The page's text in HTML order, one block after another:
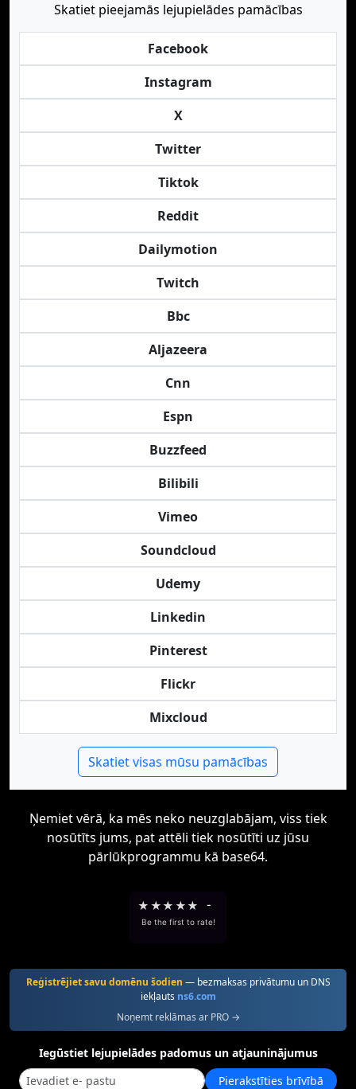
Skatiet pieejamās lejupielādes pamācības
Facebook
Instagram
X
Twitter
Tiktok
Reddit
Dailymotion
Twitch
Bbc
Aljazeera
Cnn
Espn
Buzzfeed
Bilibili
Vimeo
Soundcloud
Udemy
Linkedin
Pinterest
Flickr
Mixcloud
Skatiet visas mūsu pamācības
Ņemiet vērā, ka mēs neko neuzglabājam, viss tiek
nosūtīts jums, pat attēli tiek nosūtīti uz jūsu
pārlūkprogrammu kā base64.
★ ★★ ★★ -
Be the first to rate!
Reģistrējiet savu domēnu šodien — bezmaksas privātumu un DNS
iekļauts ns6.com
Noņemt reklāmas ar PRO →
Iegūstiet lejupielādes padomus un atjauninājumus
Pierakstīties brīvībā